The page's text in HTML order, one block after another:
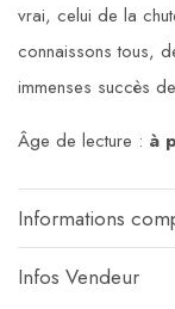
vrai, celui de la
connaissons tous,
immenses succès
Âge de lecture : à
Informations
Infos Vendeur